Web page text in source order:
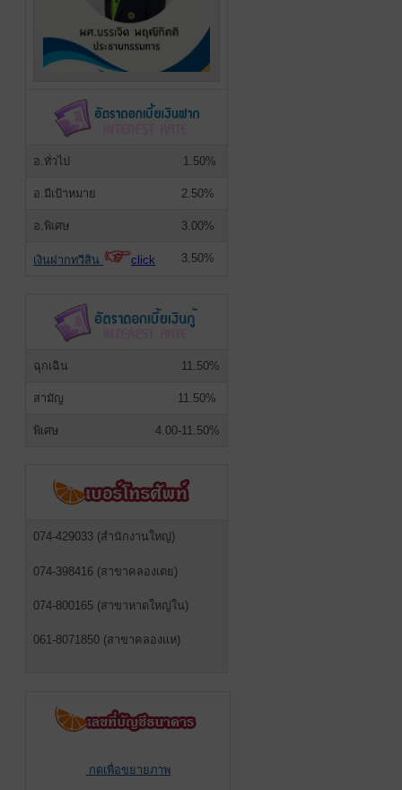
อ.ทั่วไป 1.50%
อ.มีเป้าหมาย 2.50%
อ.พิเศษ 3.00%
เงินฝากทวีสิน click 3.50%
ฉุกเฉิน 11.50%
สามัญ 11.50%
พิเศษ 4.00-11.50%
074-429033 (สำนักงานใหญ่)
074-398416 (สาขาคลองเตย)
074-800165 (สาขาหาดใหญ่ใน)
061-8071850 (สาขาคลองแห)
กดเพื่อขยายภาพ